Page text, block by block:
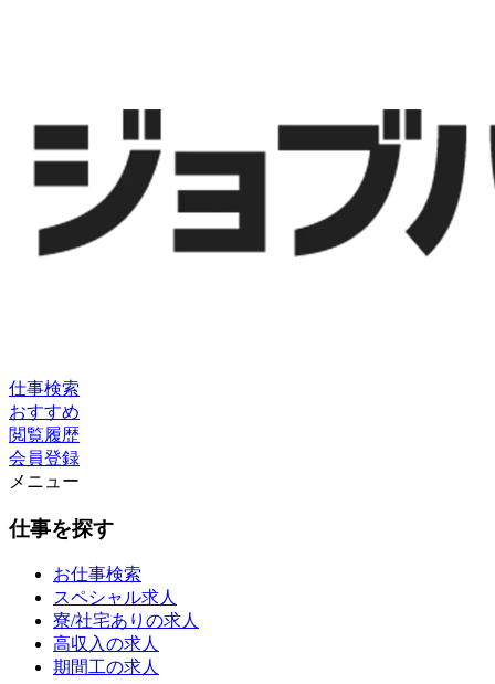
仕事検索
おすすめ
閲覧履歴
会員登録
メニュー
仕事を探す
お仕事検索
スペシャル求人
寮/社宅ありの求人
高収入の求人
期間工の求人